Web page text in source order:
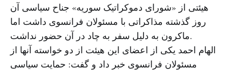
هیئتی از «شورای دموکراتیک سوریه» جناح سیاسی آن
روز گذشته مذاکراتی با مسئولان فرانسوی داشت اما
ماکرون به دلیل سفر به چاد در آن حضور نداشت.
الهام احمد یکی از اعضای این هیئت از دو خواسته آنها از
مسئولان فرانسوی خبر داد و گفت: حمایت سیاسی